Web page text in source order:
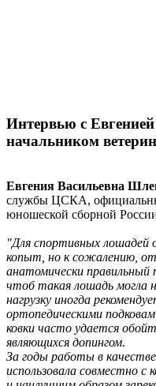
Интервью с
начальником
Евгения Васильевна
службы ЦСКА,
юношеской сборной
"Для спортивных лошадей
копыт, но к сожалению,
анатомически правильный
чтоб такая лошадь могла
нагрузку иногда
ортопедическими
ковки часто удается
являющихся допингом.
За годы работы в
использовала совместно